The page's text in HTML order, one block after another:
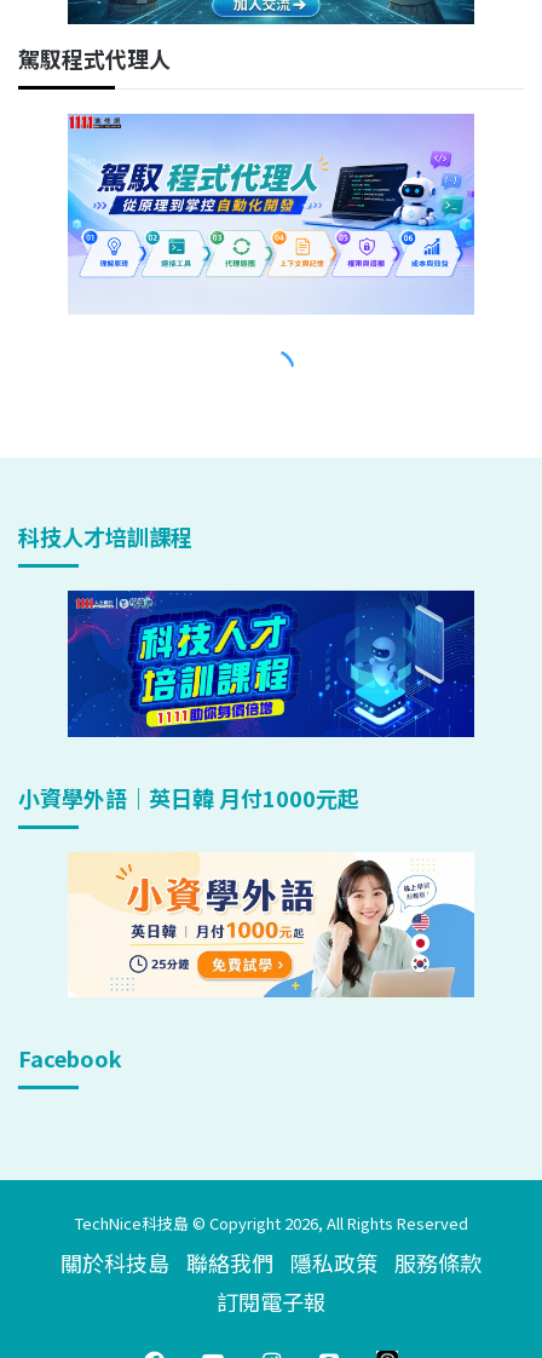
科技人才培訓課程
小資學外語｜英日韓 月付1000元起
Facebook
TechNice科技島 © Copyright 2026, All Rights Reserved
關於科技島 聯絡我們 隱私政策 服務條款
訂閱電子報